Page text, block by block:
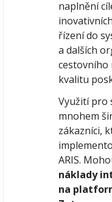
naplnění
řízení do
a dalších
cestovního
kvalitu
Využití pro
mnohem
zákazníci,
ARIS.
náklady
na